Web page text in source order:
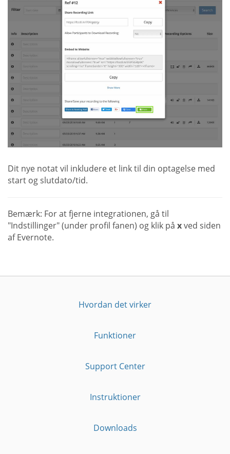
Dit nye notat vil inkludere et link til din optagelse med
start og slutdato/tid.
Bemærk: For at fjerne integrationen, gå til
"Indstillinger" (under profil fanen) og klik på xved siden
af Evernote.
Hvordan det virker
Funktioner
Support Center
Instruktioner
Downloads